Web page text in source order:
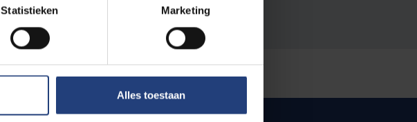
Statistieken Marketing
Alles toestaan